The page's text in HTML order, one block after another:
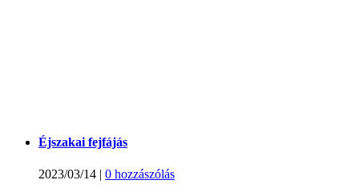
Éjszakai fejfájás
2023/03/14 | 0 hozzászólás